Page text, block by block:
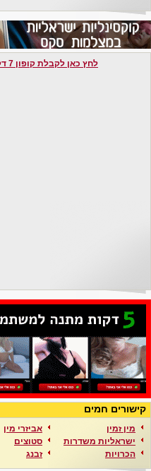
לחץ כאן לקבלת קופון 7 דקות מתנה
קישורים חמים
מין זמין
ישראליות משדרות
הכרויות
אביזרי מין
סטוצים
זבנג